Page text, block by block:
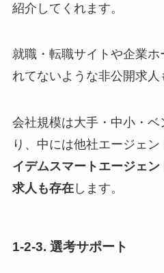
紹介してくれます。
就職・転職サイトや企業ホ
れてないような非公開求人
会社規模は大手・中小・
り、中には他社エージェ
イデムスマートエージェ
求人も存在します。
1-2-3. 選考サポート